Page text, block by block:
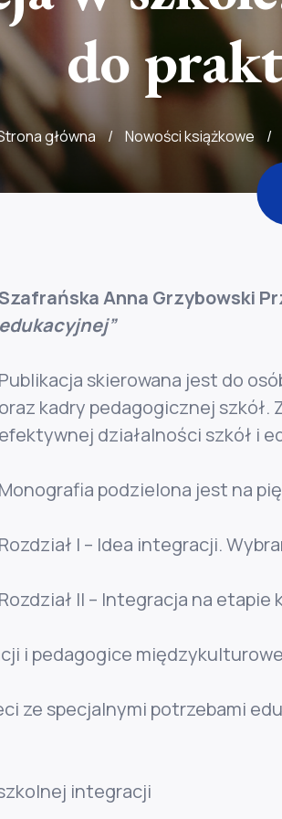
do
główna / Nowości książkowe /
Anna Grzybowski
edukacyjnej”
Publikacja skierowana jest do
oraz kadry pedagogicznej
efektywnej działalności szkół i
Monografia podzielona jest na
Rozdział I – Idea integracji.
Rozdział II – Integracja na
i pedagogice
ze specjalnymi potrzebami
integracji